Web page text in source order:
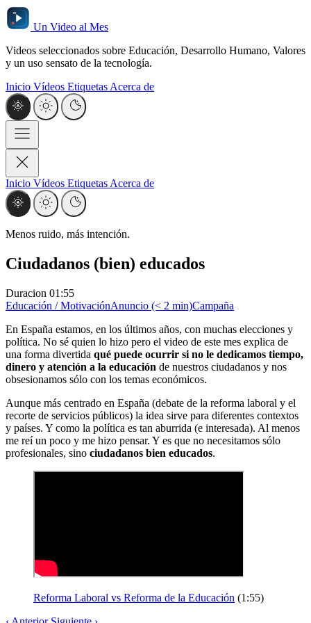
Un Video al Mes
Videos seleccionados sobre Educación, Desarrollo Humano, Valores
y un uso sensato de la tecnología.
Inicio Vídeos Etiquetas Acerca de
Inicio Vídeos Etiquetas Acerca de
Menos ruido, más intención.
Ciudadanos (bien) educados
Duracion 01:55
Educación / MotivaciónAnuncio (< 2 min)Campaña
En España estamos, en los últimos años, con muchas elecciones y
política. No sé quien lo hizo pero el video de este mes explica de
una forma divertida qué puede ocurrir si no le dedicamos tiempo,
dinero y atención a la educación de nuestros ciudadanos y nos
obsesionamos sólo con los temas económicos.
Aunque más centrado en España (debate de la reforma laboral y el
recorte de servicios públicos) la idea sirve para diferentes contextos
y países. Y como la política es tan aburrida (e interesada). Al menos
me reí un poco y me hizo pensar. Y es que no necesitamos sólo
profesionales, sino ciudadanos bien educados.
Reforma Laboral vs Reforma de la Educación (1:55)